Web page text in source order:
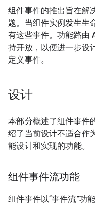
组件事件的推出旨在解
题。当组件实例发生生
有这些事件。功能路由
持开放，以便进一步设
定义事件。
设计
本部分概述了组件事件
绍了当前设计不适合作
能设计和实现的功能。
组件事件流功能
组件事件以“事件流”功